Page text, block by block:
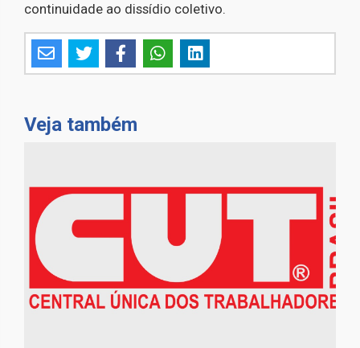
continuidade ao dissídio coletivo.
Veja também